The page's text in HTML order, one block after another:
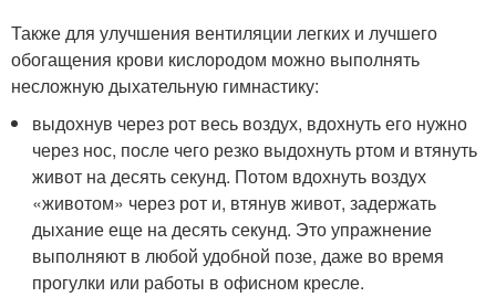
Также для улучшения вентиляции легких и лучшего
обогащения крови кислородом можно выполнять
несложную дыхательную гимнастику:
выдохнув через рот весь воздух, вдохнуть его нужно
через нос, после чего резко выдохнуть ртом и втянуть
живот на десять секунд. Потом вдохнуть воздух
«животом» через рот и, втянув живот, задержать
дыхание еще на десять секунд. Это упражнение
выполняют в любой удобной позе, даже во время
прогулки или работы в офисном кресле.